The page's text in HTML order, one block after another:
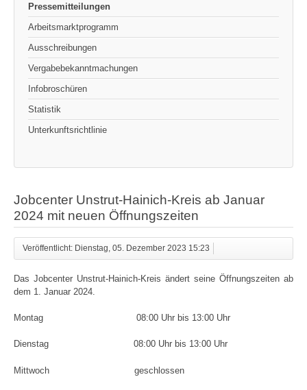
Pressemitteilungen
Arbeitsmarktprogramm
Ausschreibungen
Vergabebekanntmachungen
Infobroschüren
Statistik
Unterkunftsrichtlinie
Jobcenter Unstrut-Hainich-Kreis ab Januar
2024 mit neuen Öffnungszeiten
Veröffentlicht: Dienstag, 05. Dezember 2023 15:23
Das Jobcenter Unstrut-Hainich-Kreis ändert seine Öffnungszeiten ab
dem 1. Januar 2024.
Montag 08:00 Uhr bis 13:00 Uhr
Dienstag 08:00 Uhr bis 13:00 Uhr
Mittwoch geschlossen